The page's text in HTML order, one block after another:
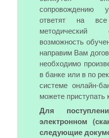
сопровождению
ответят на
методический
возможность
направим Вам
необходимо
в банке или в по
системе онлайн-
можете приступать
Для
электронном
следующие